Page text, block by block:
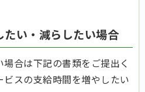
い・減らしたい場合
合は下記の書類をご提出く
スの支給時間を増やしたい